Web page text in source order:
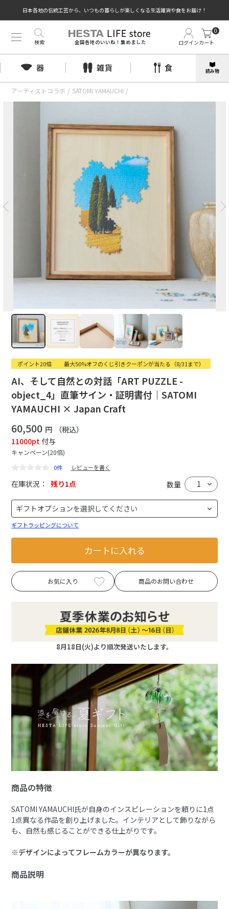
日本各地の伝統工芸から、いつもの暮らしが楽しくなる生活雑貨や食をお届け！
全国各地のいいね！集めました ログインカート
0
検索
器 雑貨 食 読み物
アーティストコラボ / SATOMI YAMAUCHI /
ポイント20倍 最大50%オフのくじ引きクーポンが当たる（8/31まで）
AI、そして自然との対話「ART PUZZLE -
object_4」直筆サイン・証明書付｜SATOMI
YAMAUCHI × Japan Craft
60,500 円
（税込）
11000pt 付与
キャンペーン(20倍)
0件 レビューを書く
在庫状況： 残り1点 数量
ギフトラッピングについて
カートに入れる
お気に入り 商品のお問い合わせ
8月18日(火)より順次発送いたします。
商品の特徴
SATOMI YAMAUCHI氏が自身のインスピレーションを頼りに1点
1点異なる作品を創り上げました。インテリアとして飾りながら
も、自然も感じることができる仕上がりです。
※デザインによってフレームカラーが異なります。
商品説明